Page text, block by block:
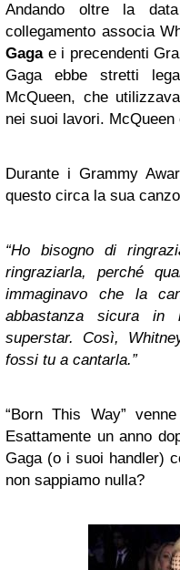
Andando oltre la
collegamento associa
Gagae i precendenti
Gaga ebbe stretti
McQueen, che
nei suoi lavori. McQueen
Durante i Grammy
questo circa la sua
“Ho bisogno di
ringraziarla, perché
immaginavo che la
abbastanza sicura
superstar. Così,
fossi tu a cantarla.”
“Born This Way”
Esattamente un anno
Gaga (o i suoi handler)
non sappiamo nulla?